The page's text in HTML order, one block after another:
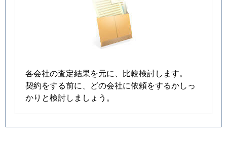
各会社の査定結果を元に、比較検討します。
契約をする前に、どの会社に依頼をするかしっ
かりと検討しましょう。